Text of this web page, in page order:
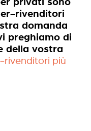
rivenditori
domanda
preghiamo di
della vostra
rivenditori più